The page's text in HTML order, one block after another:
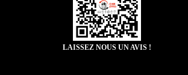
LAISSEZ NOUS UN AVIS !